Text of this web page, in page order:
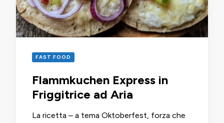
FAST FOOD
Flammkuchen Express in
Friggitrice ad Aria
La ricetta – a tema Oktoberfest, forza che